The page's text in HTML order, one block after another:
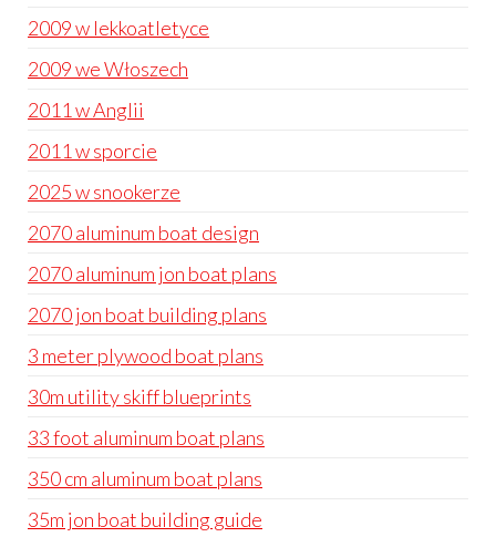
2009 w lekkoatletyce
2009 we Włoszech
2011 w Anglii
2011 w sporcie
2025 w snookerze
2070 aluminum boat design
2070 aluminum jon boat plans
2070 jon boat building plans
3 meter plywood boat plans
30m utility skiff blueprints
33 foot aluminum boat plans
350 cm aluminum boat plans
35m jon boat building guide